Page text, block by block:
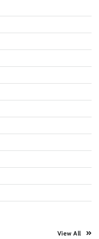
View All
के आधार हो रहे पांवटा में निकाय
15, 2026 0